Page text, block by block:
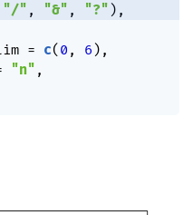
"/" , "&" , "?" ) ,
= c( 0 , 6 ) ,
"n" ,